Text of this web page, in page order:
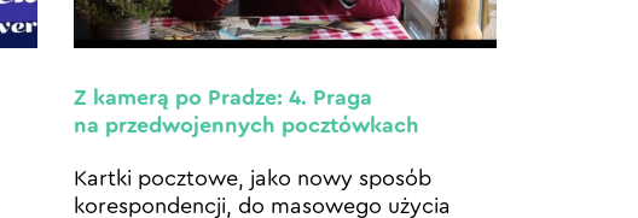
Z kamerą po Pradze: 4. Praga
na przedwojennych pocztówkach
Kartki pocztowe, jako nowy sposób
korespondencji, do masowego użycia